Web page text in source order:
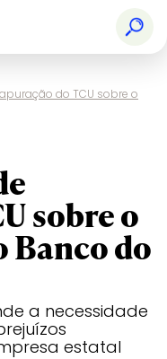
do TCU sobre o
sobre o
Banco do
a necessidade
estatal